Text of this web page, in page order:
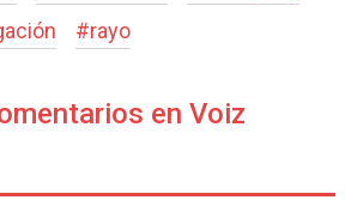
#rayo
en Voiz